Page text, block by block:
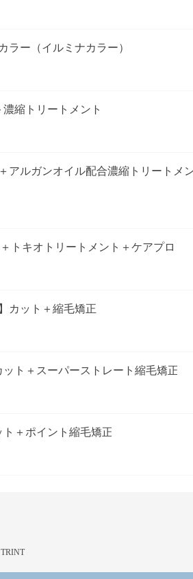
ラー（イルミナカラー）
縮トリートメント
アルガンオイル配合濃縮トリートメ
トキオトリートメント＋ケアプロ
カット＋縮毛矯正
ト＋スーパーストレート縮毛矯正
＋ポイント縮毛矯正
TRINT